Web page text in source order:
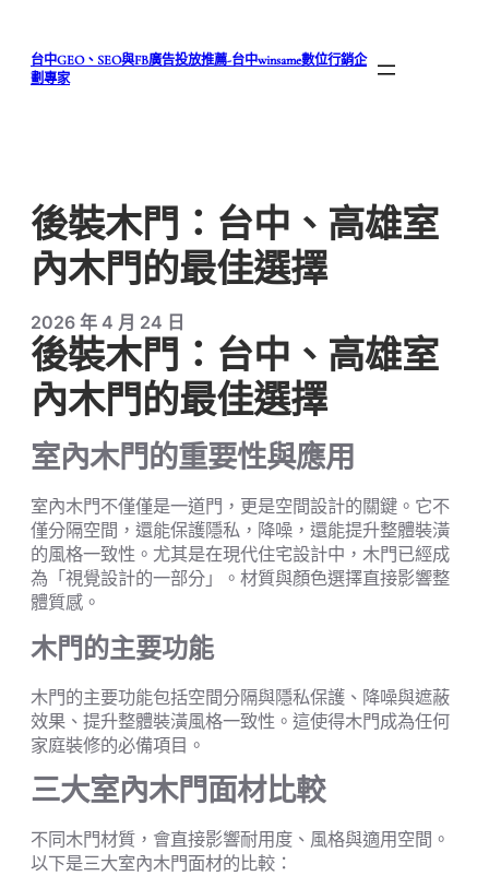
台中GEO、SEO與FB廣告投放推薦-台中winsame數位行銷企
劃專家
後裝木門：台中、高雄室
內木門的最佳選擇
2026 年 4 月 24 日
後裝木門：台中、高雄室
內木門的最佳選擇
室內木門的重要性與應用
室內木門不僅僅是一道門，更是空間設計的關鍵。它不
僅分隔空間，還能保護隱私，降噪，還能提升整體裝潢
的風格一致性。尤其是在現代住宅設計中，木門已經成
為「視覺設計的一部分」。材質與顏色選擇直接影響整
體質感。
木門的主要功能
木門的主要功能包括空間分隔與隱私保護、降噪與遮蔽
效果、提升整體裝潢風格一致性。這使得木門成為任何
家庭裝修的必備項目。
三大室內木門面材比較
不同木門材質，會直接影響耐用度、風格與適用空間。
以下是三大室內木門面材的比較：